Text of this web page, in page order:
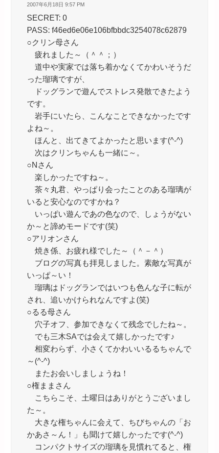
2007年6月18日 9:57 PM
SECRET: 0
PASS: f46ed6e06e106bfbbdc3254078c62879
○クリン母さん
疲れました～（＾＾；）
道中や実家では落ち着かなくてかわいそうだ
った瑠璃ですが、
ドッグランで遊んでストレス発散できたよう
です。
岩手にいたら、こんなことできなかったです
よね～。
ほんと、出てきてよかったと思います(^-^)
次はクリンちゃんも一緒に～。
○Nさん
楽しかったですね～。
茶々丸君、やっぱり会ったことのある瑠璃が
いると安心なのですかね？
いっぱい遊んであの色なので、しょうがない
か～と諦めモードです(笑)
○アリオンさん
焼き係、お疲れ様でした～（＾－＾）
ブログの写真も拝見しました。素敵な写真が
いっぱ～い！
瑠璃はドッグランではいつも色んな子に転が
され、追いかけられなんですよ(笑)
○るる母さん
穴子オフ、参加できなくて残念でしたね～。
でも三木SAでは会えて嬉しかったです♪
相変わらず、小さくてかわいいるるちゃんで
～(^-^)
またお会いしましょうね！
○権ままさん
こちらこそ、土曜日はありがとうございまし
た～。
大きな権ちゃんに会えて、ちびちゃんの「お
かあさ～ん！」も聞けて嬉しかったです(^-^)
コンパクトサイズの瑠璃を見慣れてると、権